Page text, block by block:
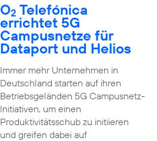
O2 Telefónica
errichtet 5G
Campusnetze für
Dataport und Helios
Immer mehr Unternehmen in
Deutschland starten auf ihren
Betriebsgeländen 5G Campusnetz-
Initiativen, um einen
Produktivitätsschub zu initiieren
und greifen dabei auf